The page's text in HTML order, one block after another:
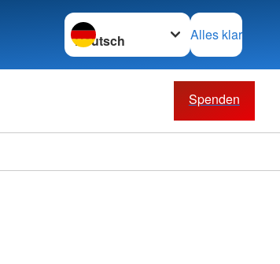
Sprache wechseln zu
Alles klar
Spenden